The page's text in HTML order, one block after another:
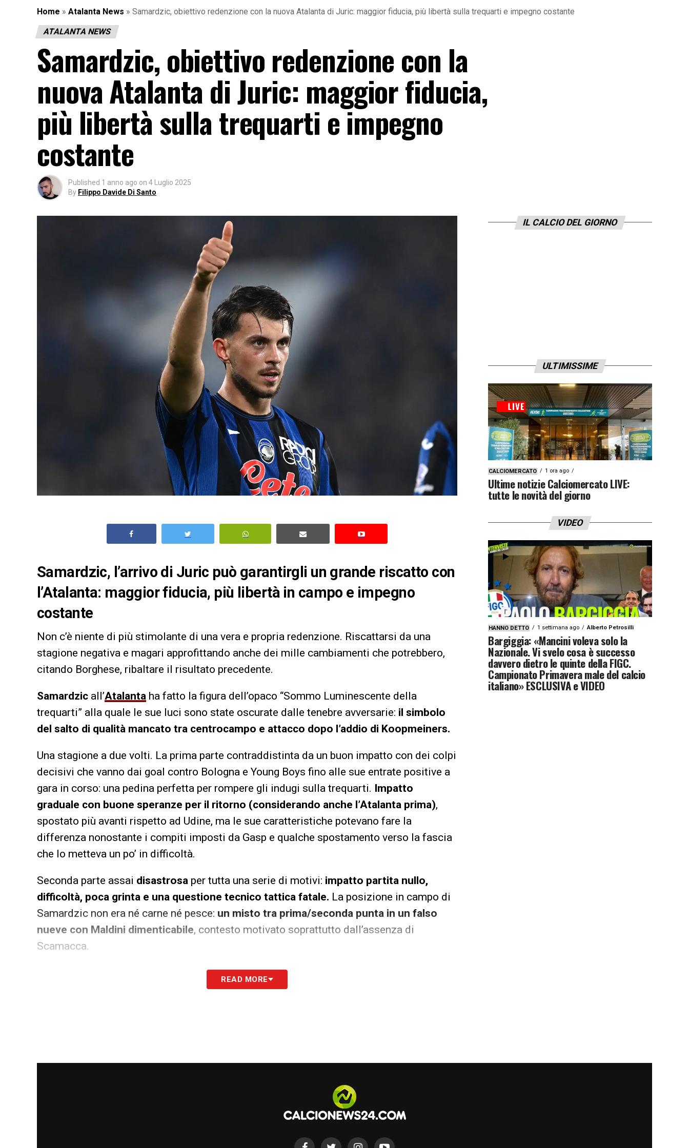
Home » Atalanta News » Samardzic, obiettivo redenzione con la nuova Atalanta di Juric: maggior fiducia, più libertà sulla trequarti e impegno costante
ATALANTA NEWS
Samardzic, obiettivo redenzione con la
nuova Atalanta di Juric: maggior fiducia,
più libertà sulla trequarti e impegno
costante
Published 1 anno ago on 4 Luglio 2025
By Filippo Davide Di Santo
Samardzic, l’arrivo di Juric può garantirgli un grande riscatto con
l’Atalanta: maggior fiducia, più libertà in campo e impegno
costante
Non c’è niente di più stimolante di una vera e propria redenzione. Riscattarsi da una
stagione negativa e magari approfittando anche dei mille cambiamenti che potrebbero,
citando Borghese, ribaltare il risultato precedente.
Samardzic all’Atalanta ha fatto la figura dell’opaco “Sommo Luminescente della
trequarti” alla quale le sue luci sono state oscurate dalle tenebre avversarie: il simbolo
del salto di qualità mancato tra centrocampo e attacco dopo l’addio di Koopmeiners.
Una stagione a due volti. La prima parte contraddistinta da un buon impatto con dei colpi
decisivi che vanno dai goal contro Bologna e Young Boys fino alle sue entrate positive a
gara in corso: una pedina perfetta per rompere gli indugi sulla trequarti. Impatto
graduale con buone speranze per il ritorno (considerando anche l’Atalanta prima),
spostato più avanti rispetto ad Udine, ma le sue caratteristiche potevano fare la
differenza nonostante i compiti imposti da Gasp e qualche spostamento verso la fascia
che lo metteva un po’ in difficoltà.
Seconda parte assai disastrosa per tutta una serie di motivi: impatto partita nullo,
difficoltà, poca grinta e una questione tecnico tattica fatale. La posizione in campo di
Samardzic non era né carne né pesce: un misto tra prima/seconda punta in un falso
nueve con Maldini dimenticabile, contesto motivato soprattutto dall’assenza di
Scamacca.
potrebbe essere un grande vantaggio e recuperarlo sarebbe
fondamentale per l’Atalanta, soprattutto considerando anche la visione del “trequartista”
Non resta che aspettare se con Juric Lazar troverà la sua redenzione, e non sarebbe la
insufficiente, ma poi con il cambio Colantuono-Reja si rivitalizzò per poi consacrarsi con
Una redenzione importante sia per lui che ovviamente per la Dea.
READ MORE
IL CALCIO DEL GIORNO
ULTIMISSIME
CALCIOMERCATO 1 ora ago
Ultime notizie Calciomercato LIVE:
tutte le novità del giorno
VIDEO
HANNO DETTO 1 settimana ago Alberto Petrosilli
Bargiggia: «Mancini voleva solo la
Nazionale. Vi svelo cosa è successo
davvero dietro le quinte della FIGC.
Campionato Primavera male del calcio
italiano» ESCLUSIVA e VIDEO